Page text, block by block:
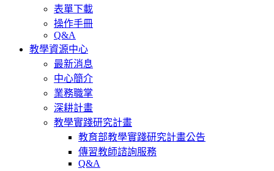
表單下載
操作手冊
Q&A
教學資源中心
最新消息
中心簡介
業務職掌
深耕計畫
教學實踐研究計畫
教育部教學實踐研究計畫公告
傳習教師諮詢服務
Q&A